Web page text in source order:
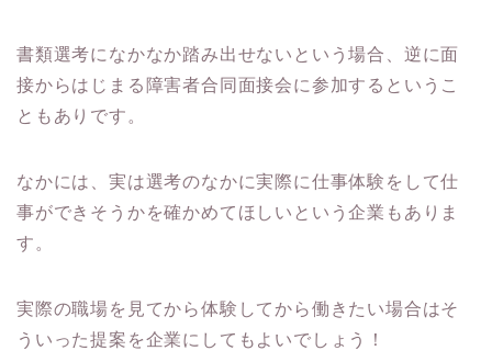
書類選考になかなか踏み出せないという場合、逆に面
接からはじまる障害者合同面接会に参加するというこ
ともありです。
なかには、実は選考のなかに実際に仕事体験をして仕
事ができそうかを確かめてほしいという企業もありま
す。
実際の職場を見てから体験してから働きたい場合はそ
ういった提案を企業にしてもよいでしょう！